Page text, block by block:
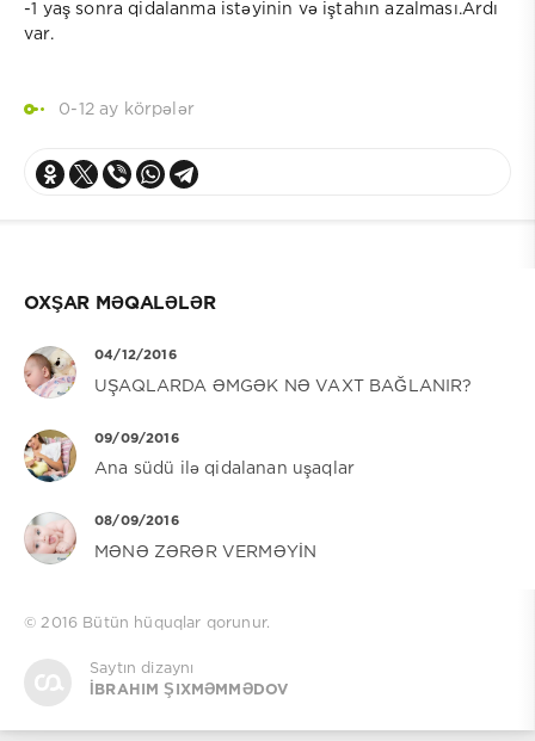
-1 yaş sonra qidalanma istəyinin və iştahın azalması.Ardı
var.
0-12 ay körpələr
OXŞAR MƏQALƏLƏR
04/12/2016
UŞAQLARDA ƏMGƏK NƏ VAXT BAĞLANIR?
09/09/2016
Ana südü ilə qidalanan uşaqlar
08/09/2016
MƏNƏ ZƏRƏR VERMƏYİN
© 2016 Bütün hüquqlar qorunur.
Saytın dizaynı
İBRAHIM ŞIXMƏMMƏDOV